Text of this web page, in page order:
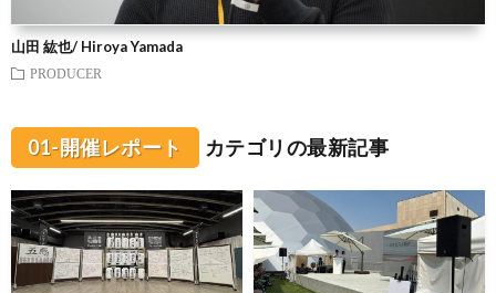
山田 紘也/ Hiroya Yamada
PRODUCER
01-開催レポート カテゴリの最新記事